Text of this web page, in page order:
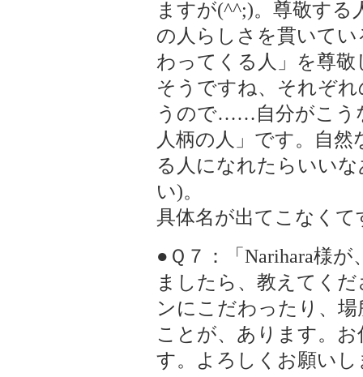
ますが(^^;)。尊敬する
の人らしさを貫いて
わってくる人」を尊
そうですね、それぞ
うので……自分がこう
人柄の人」です。自
る人になれたらいい
い)。
具体名が出てこなく
●Ｑ７：「Narihara様
ましたら、教えてく
ンにこだわったり、
ことが、あります。
す。よろしくお願いし